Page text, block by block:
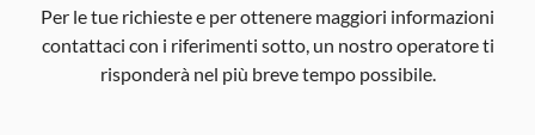
Per le tue richieste e per ottenere maggiori informazioni
contattaci con i riferimenti sotto, un nostro operatore ti
risponderà nel più breve tempo possibile.